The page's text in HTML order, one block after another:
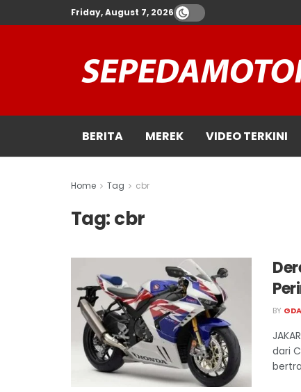
Friday, August 7, 2026
BERITA MEREK VIDEO TERKINI
Home Tag cbr
Tag:cbr
BY
dari